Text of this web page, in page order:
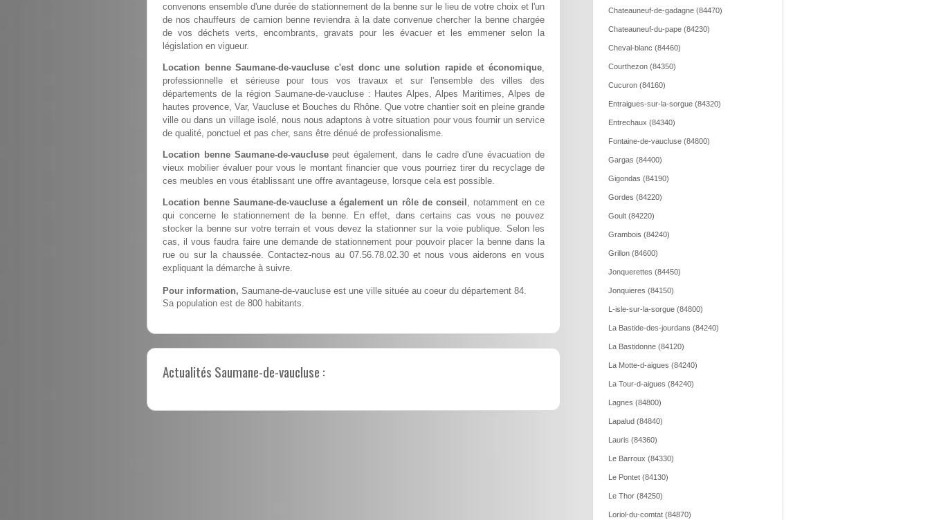
convenons ensemble d'une durée de stationnement de la benne sur le lieu de votre choix et l'un
de nos chauffeurs de camion benne reviendra à la date convenue chercher la benne chargée
de vos déchets verts, encombrants, gravats pour les évacuer et les emmener selon la
législation en vigueur.
Location benne Saumane-de-vaucluse c'est donc une solution rapide et économique,
professionnelle et sérieuse pour tous vos travaux et sur l'ensemble des villes des
départements de la région Saumane-de-vaucluse : Hautes Alpes, Alpes Maritimes, Alpes de
hautes provence, Var, Vaucluse et Bouches du Rhône. Que votre chantier soit en pleine grande
ville ou dans un village isolé, nous nous adaptons à votre situation pour vous fournir un service
de qualité, ponctuel et pas cher, sans être dénué de professionalisme.
Location benne Saumane-de-vauclusepeut également, dans le cadre d'une évacuation de
vieux mobilier évaluer pour vous le montant financier que vous pourriez tirer du recyclage de
ces meubles en vous établissant une offre avantageuse, lorsque cela est possible.
Location benne Saumane-de-vaucluse a également un rôle de conseil , notamment en ce
qui concerne le stationnement de la benne. En effet, dans certains cas vous ne pouvez
stocker la benne sur votre terrain et vous devez la stationner sur la voie publique. Selon les
cas, il vous faudra faire une demande de stationnement pour pouvoir placer la benne dans la
rue ou sur la chaussée. Contactez-nous au 07.56.78.02.30 et nous vous aiderons en vous
expliquant la démarche à suivre.
Pour information, Saumane-de-vaucluse est une ville située au coeur du département 84.
Sa population est de 800 habitants.
Actualités Saumane-de-vaucluse :
Chateauneuf-de-gadagne (84470)
Chateauneuf-du-pape (84230)
Cheval-blanc (84460)
Courthezon (84350)
Cucuron (84160)
Entraigues-sur-la-sorgue (84320)
Entrechaux (84340)
Fontaine-de-vaucluse (84800)
Gargas (84400)
Gigondas (84190)
Gordes (84220)
Goult (84220)
Grambois (84240)
Grillon (84600)
Jonquerettes (84450)
Jonquieres (84150)
L-isle-sur-la-sorgue (84800)
La Bastide-des-jourdans (84240)
La Bastidonne (84120)
La Motte-d-aigues (84240)
La Tour-d-aigues (84240)
Lagnes (84800)
Lapalud (84840)
Lauris (84360)
Le Barroux (84330)
Le Pontet (84130)
Le Thor (84250)
Loriol-du-comtat (84870)